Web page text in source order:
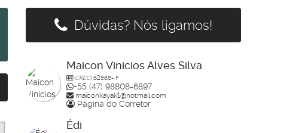
Dúvidas? Nós ligamos!
Maicon Vinicios Alves Silva
CRECI62888- F
+55 (47) 98808-6897
maiconkayak1@hotmail.com
Página do Corretor
Édi